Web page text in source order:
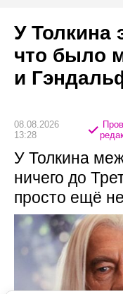
У Толкина
что было
и
08.08.2026
13:28
У Толкина
ничего до
просто ещё